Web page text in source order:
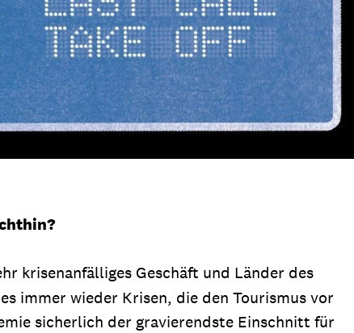
krisenanfälliges Geschäft und Länder des
immer wieder Krisen, die den Tourismus vor
sicherlich der gravierendste Einschnitt für